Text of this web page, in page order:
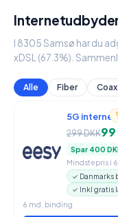
I 8305 Samsø har du
xDSL (67.3%).
Alle Fiber Coax
5G internet
299 DKK
Spar 400
Mindstepris i
✓ Danmarks
✓ Inkl gratis
6 md. binding